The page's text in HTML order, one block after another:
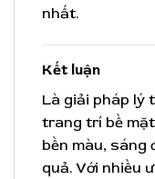
nhất.
Kết luận
Là giải pháp lý
trang trí bề mặt
bền màu, sáng
quả. Với nhiều